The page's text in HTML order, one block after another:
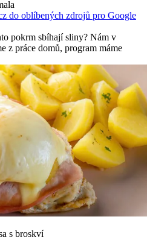
do oblíbených zdrojů pro Google
pokrm sbíhají sliny? Nám v
z práce domů, program máme
s broskví